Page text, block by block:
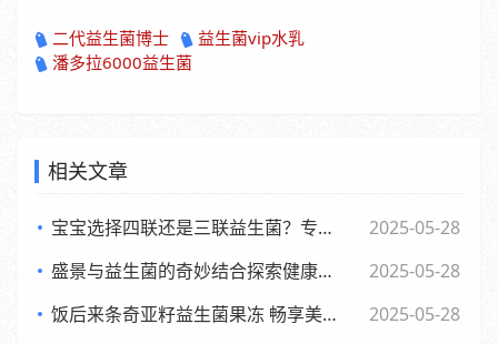
二代益生菌博士
益生菌vip水乳
潘多拉6000益生菌
相关文章
宝宝选择四联还是三联益生菌？专家观点大，妈妈们必看
2025-05-28
盛景与益生菌的奇妙结合探索健康新生活方式
2025-05-28
饭后来条奇亚籽益生菌果冻 畅享美味与健康的小确幸
2025-05-28